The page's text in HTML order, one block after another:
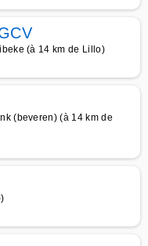
(à 14 km de Lillo)
(beveren) (à 14 km de